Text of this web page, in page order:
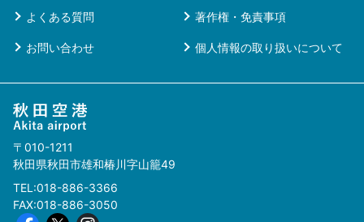
よくある質問 著作権・免責事項
お問い合わせ 個人情報の取り扱いについて
〒010-1211
秋田県秋田市雄和椿川字山籠49
TEL:018-886-3366
FAX:018-886-3050